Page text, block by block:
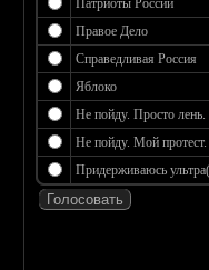
Патриоты России
Правое Дело
Справедливая Россия
Яблоко
Не пойду. Просто лень.
Не пойду. Мой
Придерживаюсь